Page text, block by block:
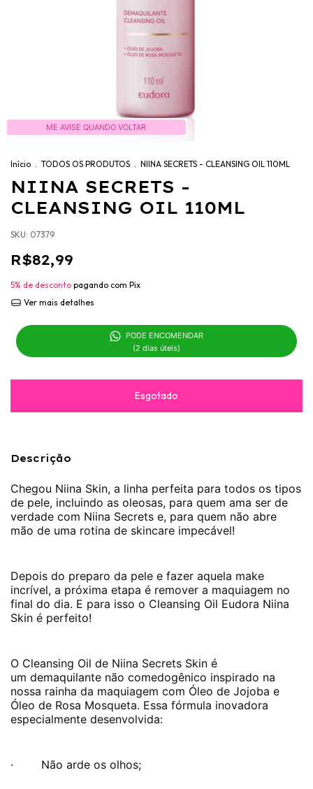
ME AVISE QUANDO VOLTAR
Início . TODOS OS PRODUTOS . NIINA SECRETS - CLEANSING OIL 110ML
NIINA SECRETS -
CLEANSING OIL 110ML
SKU: 07379
R$82,99
5% de desconto pagando com Pix
Ver mais detalhes
PODE ENCOMENDAR
(2 dias úteis)
Descrição
Chegou Niina Skin, a linha perfeita para todos os tipos
de pele, incluindo as oleosas, para quem ama ser de
verdade com Niina Secrets e, para quem não abre
mão de uma rotina de skincare impecável!
Depois do preparo da pele e fazer aquela make
incrível, a próxima etapa é remover a maquiagem no
final do dia. E para isso o Cleansing Oil Eudora Niina
Skin é perfeito!
O Cleansing Oil de Niina Secrets Skin é
um demaquilante não comedogênico inspirado na
nossa rainha da maquiagem com Óleo de Jojoba e
Óleo de Rosa Mosqueta. Essa fórmula inovadora
especialmente desenvolvida:
· Não arde os olhos;